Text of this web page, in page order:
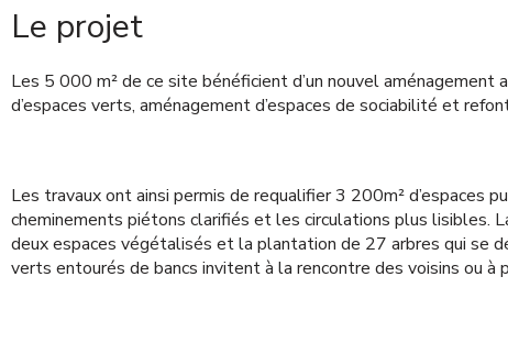
Le projet
Les 5 000 m² de ce site bénéficient d’un nouvel aménagement
d’espaces verts, aménagement d’espaces de sociabilité et
Les travaux ont ainsi permis de requalifier 3 200m² d’espaces
cheminements piétons clarifiés et les circulations plus lisibles.
deux espaces végétalisés et la plantation de 27 arbres qui se
verts entourés de bancs invitent à la rencontre des voisins ou à